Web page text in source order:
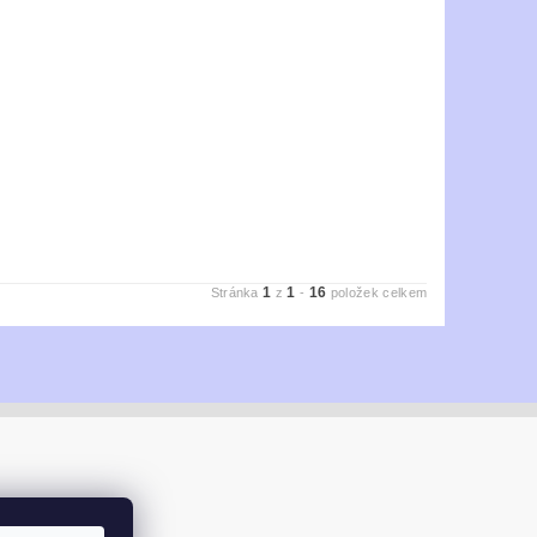
Stránka1 z1 - 16 položek celkem